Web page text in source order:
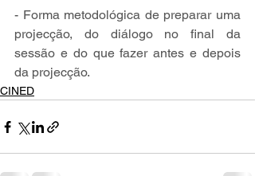
- Forma metodológica de preparar uma
projecção, do diálogo no final da
sessão e do que fazer antes e depois
da projecção.
CINED